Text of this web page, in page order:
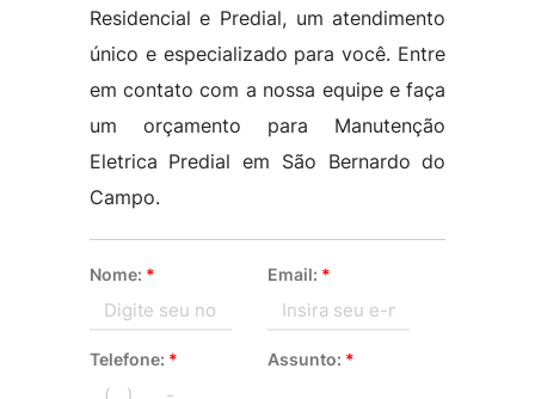
Residencial e Predial, um atendimento
único e especializado para você. Entre
em contato com a nossa equipe e faça
um orçamento para Manutenção
Eletrica Predial em São Bernardo do
Campo.
Nome: * Email: *
Telefone: * Assunto: *